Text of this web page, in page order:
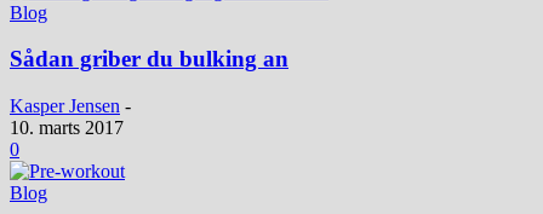
Blog
Sådan griber du bulking an
Kasper Jensen -
10. marts 2017
0
Blog